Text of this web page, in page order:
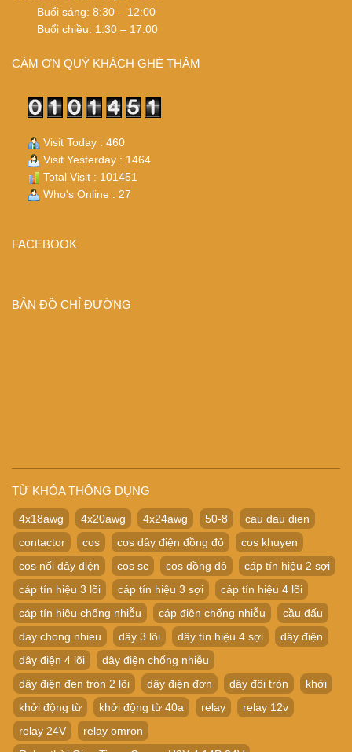
Buổi sáng: 8:30 – 12:00
Buổi chiều: 1:30 – 17:00
CÁM ƠN QUÝ KHÁCH GHÉ THĂM
Visit Today : 460
Visit Yesterday : 1464
Total Visit : 101451
Who's Online : 27
FACEBOOK
BẢN ĐỒ CHỈ ĐƯỜNG
TỪ KHÓA THÔNG DỤNG
4x18awg 4x20awg 4x24awg 50-8
cau dau dien
contactor
cos cos dây điện đồng đỏ
cos khuyen
cos nối dây điện
cos sc cos đồng đỏ
cáp tín hiệu 2 sợi
cáp tín hiệu 3 lõi
cáp tín hiệu 3 sợi
cáp tín hiệu 4 lõi
cáp tín hiệu chống nhiễu
cáp điện chống nhiễu
cầu đấu
day chong nhieu
dây 3 lõi dây tín hiệu 4 sợi
dây điện
dây điện 4 lõi
dây điện chống nhiễu
dây điện đen tròn 2 lõi
dây điện đơn dây đôi tròn
khởi
khởi động từ
khởi động từ 40a relay
relay 12v
relay 24V
relay omron